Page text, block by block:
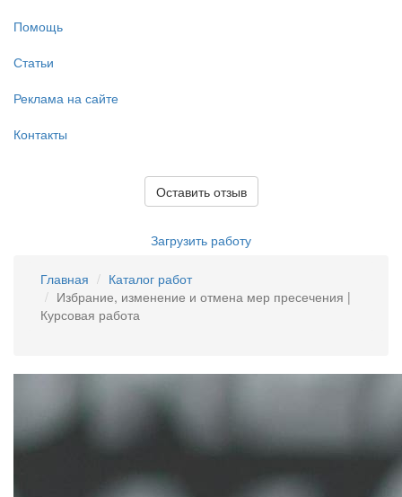
Помощь
Статьи
Реклама на сайте
Контакты
Оставить отзыв
Загрузить работу
Главная
Каталог работ
Избрание, изменение и отмена мер пресечения |
Курсовая работа